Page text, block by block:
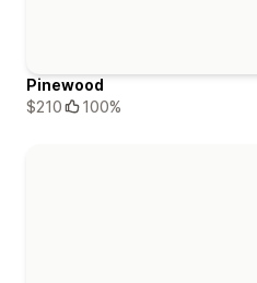
Pinewood
$210
100%